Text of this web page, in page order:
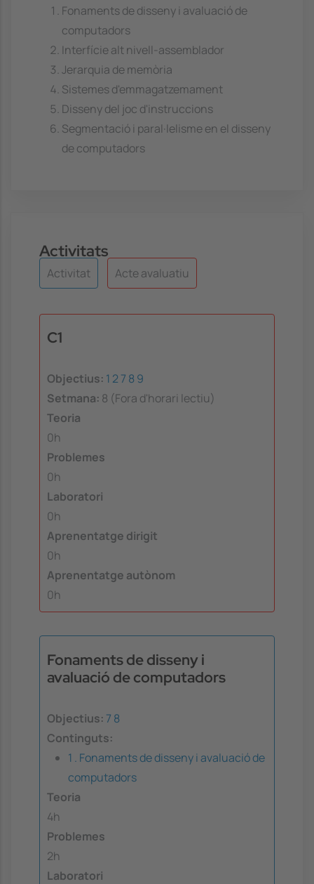
Fonaments de disseny i avaluació de
computadors
Interfície alt nivell-assemblador
Jerarquia de memòria
Sistemes d'emmagatzemament
Disseny del joc d'instruccions
Segmentació i paral·lelisme en el disseny
de computadors
Activitats
Activitat Acte avaluatiu
C1
Objectius: 1 27 8 9
Setmana: 8 (Fora d'horari lectiu)
Teoria
0h
Problemes
0h
Laboratori
0h
Aprenentatge dirigit
0h
Aprenentatge autònom
0h
Fonaments de disseny i
avaluació de computadors
Objectius: 7 8
Continguts:
1 . Fonaments de disseny i avaluació de
computadors
Teoria
4h
Problemes
2h
Laboratori